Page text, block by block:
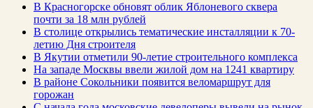
В Красногорске обновят облик Яблоневого сквера
почти за 18 млн рублей
В столице открылись тематические инсталляции к 70-
летию Дня строителя
В Якутии отметили 90-летие строительного комплекса
На западе Москвы ввели жилой дом на 1241 квартиру
В районе Сокольники появится веломаршрут для
горожан